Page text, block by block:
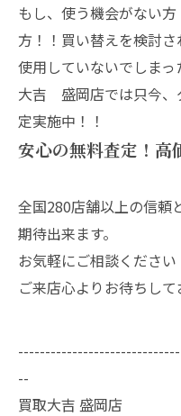
もし、使う機会がない
方！！買い替えを検討さ
使用していないでしまっ
大吉 盛岡店では只今、
定実施中！！
安心の無料査定！高
全国280店舗以上の信頼
期待出来ます。
お気軽にご相談ください
ご来店心よりお待ちして
--
買取大吉 盛岡店